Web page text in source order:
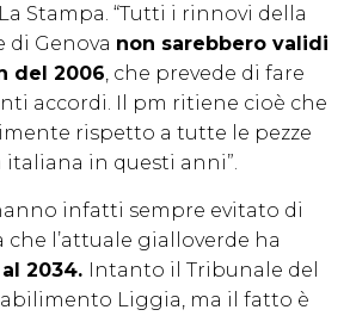
Stampa. “Tutti i rinnovi della
di Genova non sarebbero validi
del 2006 , che prevede di fare
accordi. Il pm ritiene cioè che
rispetto a tutte le pezze
in questi anni”.
infatti sempre evitato di
l’attuale gialloverde ha
2034. Intanto il Tribunale del
Liggia, ma il fatto è